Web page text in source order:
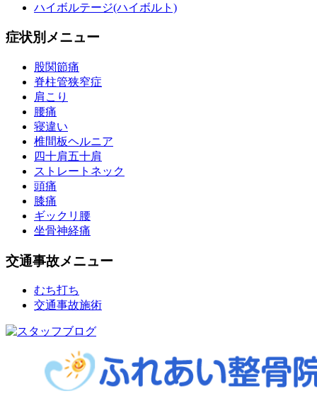
ハイボルテージ(ハイボルト)
症状別メニュー
股関節痛
脊柱管狭窄症
肩こり
腰痛
寝違い
椎間板ヘルニア
四十肩五十肩
ストレートネック
頭痛
膝痛
ギックリ腰
坐骨神経痛
交通事故メニュー
むち打ち
交通事故施術